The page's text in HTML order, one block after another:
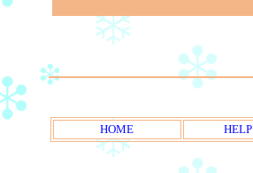
HOME HELP